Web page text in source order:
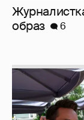
Анастасия
Оксана